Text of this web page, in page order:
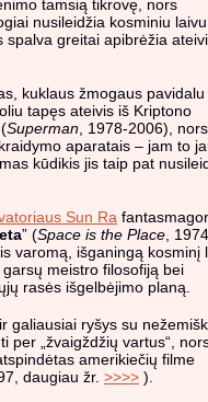
tamsią tikrovę, nors
nusileidžia kosminiu
spalva greitai apibrėžia
kuklaus žmogaus pavidalu
tapęs ateivis iš Kriptono
Superman , 1978-2006), nors
aparatais – jam to
kūdikis jis taip pat
Sun Ra
” (Space is the Place,
varomą, išganingą kosminį
meistro filosofiją bei
rasės išgelbėjimo planą.
galiausiai ryšys su
per „žvaigždžių vartus“,
amerikiečių filme
daugiau žr. >>>> ).